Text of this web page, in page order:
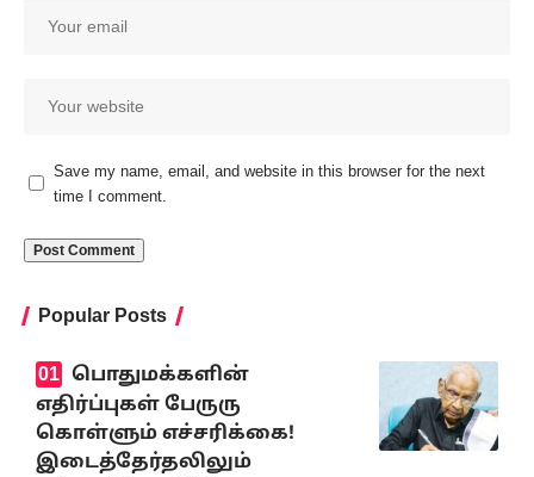
Save my name, email, and website in this browser for the next
time I comment.
Popular Posts
பொதுமக்களின்
எதிர்ப்புகள் பேருரு
கொள்ளும் எச்சரிக்கை!
இடைத்தேர்தலிலும்